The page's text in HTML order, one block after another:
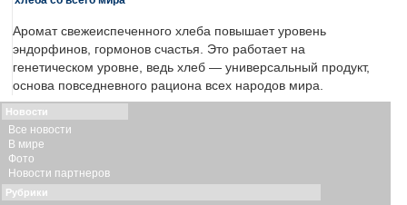
Аромат свежеиспеченного хлеба повышает уровень
эндорфинов, гормонов счастья. Это работает на
генетическом уровне, ведь хлеб — универсальный продукт,
основа повседневного рациона всех народов мира.
Новости
Все новости
В мире
Фото
Новости партнеров
Рубрики